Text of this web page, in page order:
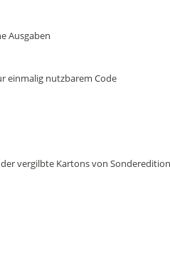
Ausgaben
einmalig nutzbarem Code
vergilbte Kartons von